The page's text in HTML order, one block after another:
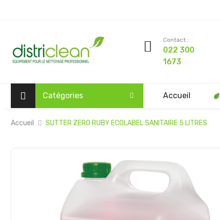
Contact :
022 300
1673
Catégories Accueil
Accueil SUTTER ZERO RUBY ECOLABEL SANITAIRE 5 LITRES
Passer